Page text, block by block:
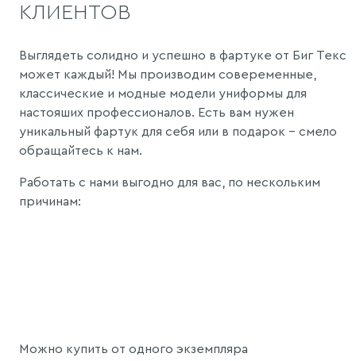
КЛИЕНТОВ
Выглядеть солидно и успешно в фартуке от Биг Текс
может каждый! Мы производим совеременные,
классические и модные модели униформы для
настояших профессионалов. Есть вам нужен
уникальный фартук для себя или в подарок - смело
обращайтесь к нам.
Работать с нами выгодно для вас, по нескольким
причинам:
Можно купить от одного экземпляра